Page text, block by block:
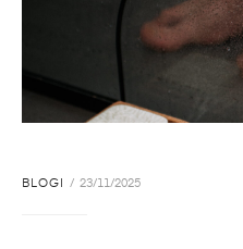
BLOGI 23/11/2025